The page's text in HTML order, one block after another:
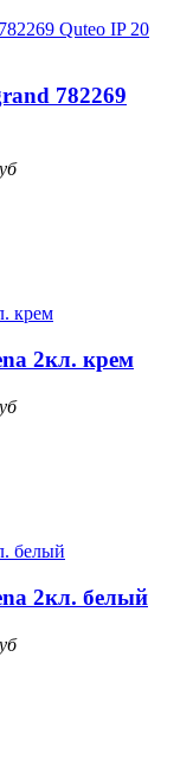
782269
2кл. крем
2кл. белый